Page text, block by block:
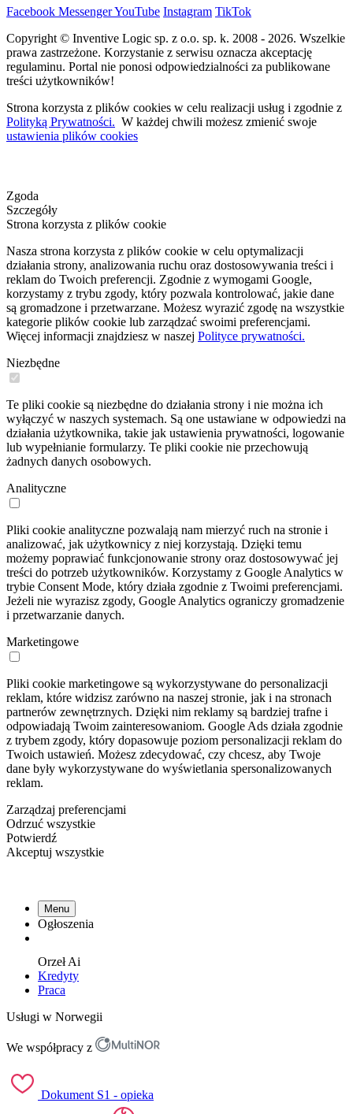
Facebook MessengerYouTube Instagram TikTok
Copyright © Inventive Logic sp. z o.o. sp. k. 2008 - 2026. Wszelkie
prawa zastrzeżone. Korzystanie z serwisu oznacza akceptację
regulaminu. Portal nie ponosi odpowiedzialności za publikowane
treści użytkowników!
Strona korzysta z plików cookies w celu realizacji usług i zgodnie z
Polityką Prywatności. W każdej chwili możesz zmienić swoje
ustawienia plików cookies
Zgoda
Szczegóły
Strona korzysta z plików cookie
Nasza strona korzysta z plików cookie w celu optymalizacji
działania strony, analizowania ruchu oraz dostosowywania treści i
reklam do Twoich preferencji. Zgodnie z wymogami Google,
korzystamy z trybu zgody, który pozwala kontrolować, jakie dane
są gromadzone i przetwarzane. Możesz wyrazić zgodę na wszystkie
kategorie plików cookie lub zarządzać swoimi preferencjami.
Więcej informacji znajdziesz w naszej Polityce prywatności.
Niezbędne
Te pliki cookie są niezbędne do działania strony i nie można ich
wyłączyć w naszych systemach. Są one ustawiane w odpowiedzi na
działania użytkownika, takie jak ustawienia prywatności, logowanie
lub wypełnianie formularzy. Te pliki cookie nie przechowują
żadnych danych osobowych.
Analityczne
Pliki cookie analityczne pozwalają nam mierzyć ruch na stronie i
analizować, jak użytkownicy z niej korzystają. Dzięki temu
możemy poprawiać funkcjonowanie strony oraz dostosowywać jej
treści do potrzeb użytkowników. Korzystamy z Google Analytics w
trybie Consent Mode, który działa zgodnie z Twoimi preferencjami.
Jeżeli nie wyrazisz zgody, Google Analytics ograniczy gromadzenie
i przetwarzanie danych.
Marketingowe
Pliki cookie marketingowe są wykorzystywane do personalizacji
reklam, które widzisz zarówno na naszej stronie, jak i na stronach
partnerów zewnętrznych. Dzięki nim reklamy są bardziej trafne i
odpowiadają Twoim zainteresowaniom. Google Ads działa zgodnie
z trybem zgody, który dopasowuje poziom personalizacji reklam do
Twoich ustawień. Możesz zdecydować, czy chcesz, aby Twoje
dane były wykorzystywane do wyświetlania spersonalizowanych
reklam.
Zarządzaj preferencjami
Odrzuć wszystkie
Potwierdź
Akceptuj wszystkie
Menu
Ogłoszenia
OrzełAi
Kredyty
Praca
Usługi w Norwegii
We współpracy z
Dokument S1 - opieka